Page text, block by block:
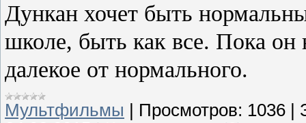
Дункан хочет быть
школе, быть как все. Пока он
далекое от нормального.
Мультфильмы Просмотров: 1036